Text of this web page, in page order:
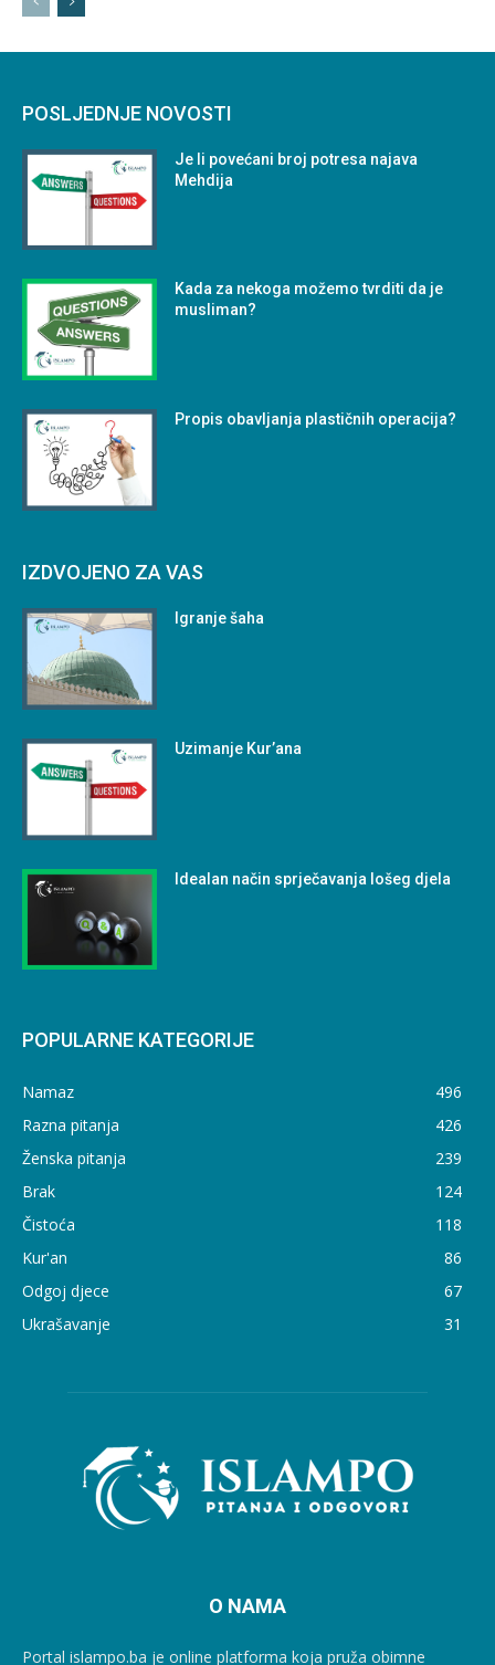
POSLJEDNJE NOVOSTI
Je li povećani broj potresa najava
Mehdija
Kada za nekoga možemo tvrditi da je
musliman?
Propis obavljanja plastičnih operacija?
IZDVOJENO ZA VAS
Igranje šaha
Uzimanje Kur’ana
Idealan način sprječavanja lošeg djela
POPULARNE KATEGORIJE
Namaz
496
Razna pitanja
426
Ženska pitanja
239
Brak
124
Čistoća
118
Kur'an
86
Odgoj djece
67
Ukrašavanje
31
O NAMA
Portal islampo.ba je online platforma koja pruža obimne